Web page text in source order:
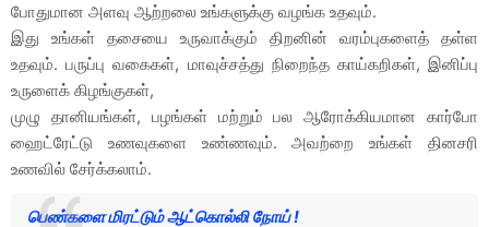
போதுமான அளவு ஆற்றலை உங்களுக்கு வழங்க உதவும்.
இது உங்கள் தசையை உருவாக்கும் திறனின் வரம்புகளைத் தள்ள
உதவும். பருப்பு வகைகள், மாவுச்சத்து நிறைந்த காய்கறிகள், இனிப்பு
உருளைக் கிழங்குகள்,
முழு தானியங்கள், பழங்கள் மற்றும் பல ஆரோக்கியமான கார்போ
ஹைட்ரேட்டு உணவுகளை உண்ணவும். அவற்றை உங்கள் தினசரி
உணவில் சேர்க்கலாம்.
பெண்களை மிரட்டும் ஆட்கொல்லி நோய் !